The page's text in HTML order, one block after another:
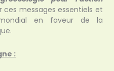
ces messages essentiels et
en faveur de la
: